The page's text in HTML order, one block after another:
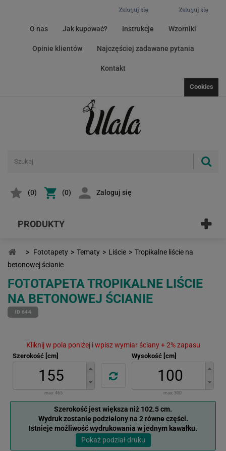
Zaloguj się
Zaloguj się
O nas Jak kupować? Instrukcje Wzorniki
Opinie klientów Najczęściej zadawane pytania
Kontakt
Cookies
(0) (0) Zaloguj się
PRODUKTY
> Fototapety > Tematy > Liście > Tropikalne liście na
betonowej ścianie
FOTOTAPETA TROPIKALNE LIŚCIE
NA BETONOWEJ ŚCIANIE
ID 644
Kliknij w pola poniżej i wpisz wymiar ściany + 2% zapasu
Szerokość [cm]
max: 465
Wysokość [cm]
max: 300
Szerokość jest większa niż 102.5 cm.
Wydruk zostanie podzielony na 2 równe części.
Istnieje możliwość wydrukowania w jednym kawałku.
Pokaż podział druku